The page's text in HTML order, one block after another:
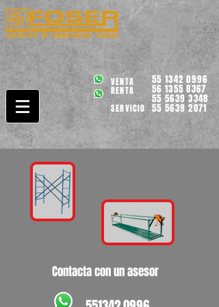
VENTA
RENTA
SERVICIO
55 1342 0996
56 1355 8367
55 5639 3348
55 5639 2071
Contacta con un asesor